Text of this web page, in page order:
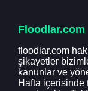
Floodlar.com
floodlar.com
şikayetler
kanunlar ve
Hafta içerisinde